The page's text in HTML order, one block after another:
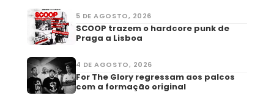
5 DE AGOSTO, 2026
SCOOP trazem o hardcore punk de
Praga a Lisboa
4 DE AGOSTO, 2026
For The Glory regressam aos palcos
com a formação original